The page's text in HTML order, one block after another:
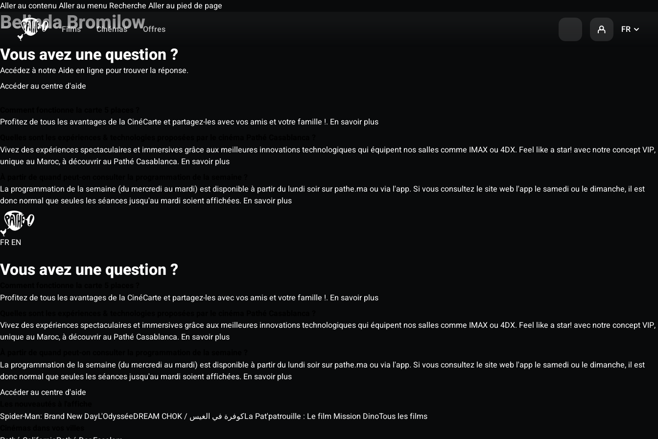
Aller au contenu Aller au menu Recherche Aller au pied de page
Films
Cinémas Offres FR
Belinda Bromilow
Vous avez une question ?
Accédez à notre Aide en ligne pour trouver la réponse.
Accéder au centre d'aide
Profitez de tous les avantages de la CinéCarte et partagez-les avec vos amis et votre famille !. En savoir plus
Vivez des expériences spectaculaires et immersives grâce aux meilleures innovations technologiques qui équipent nos salles comme IMAX ou 4DX. Feel like a star! avec notre concept VIP,
unique au Maroc, à découvrir au Pathé Casablanca. En savoir plus
La programmation de la semaine (du mercredi au mardi) est disponible à partir du lundi soir sur pathe.ma ou via l'app. Si vous consultez le site web l'app le samedi ou le dimanche, il est
donc normal que seules les séances jusqu'au mardi soient affichées. En savoir plus
FR EN
Vous avez une question ?
Profitez de tous les avantages de la CinéCarte et partagez-les avec vos amis et votre famille !. En savoir plus
Vivez des expériences spectaculaires et immersives grâce aux meilleures innovations technologiques qui équipent nos salles comme IMAX ou 4DX. Feel like a star! avec notre concept VIP,
unique au Maroc, à découvrir au Pathé Casablanca. En savoir plus
La programmation de la semaine (du mercredi au mardi) est disponible à partir du lundi soir sur pathe.ma ou via l'app. Si vous consultez le site web l'app le samedi ou le dimanche, il est
donc normal que seules les séances jusqu'au mardi soient affichées. En savoir plus
Accéder au centre d'aide
Spider-Man: Brand New DayL'Odyssée DREAM CHOK / كوفرة في الغيسLa Pat'patrouille : Le film Mission DinoTous les films